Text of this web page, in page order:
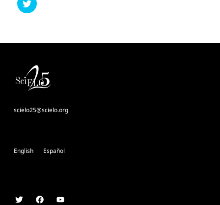
scielo25@scielo.org
English Español